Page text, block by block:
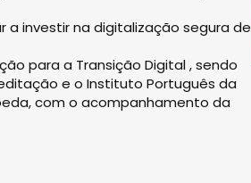
investir na digitalização segura de
para a Transição Digital , sendo
e o Instituto Português da
com o acompanhamento da